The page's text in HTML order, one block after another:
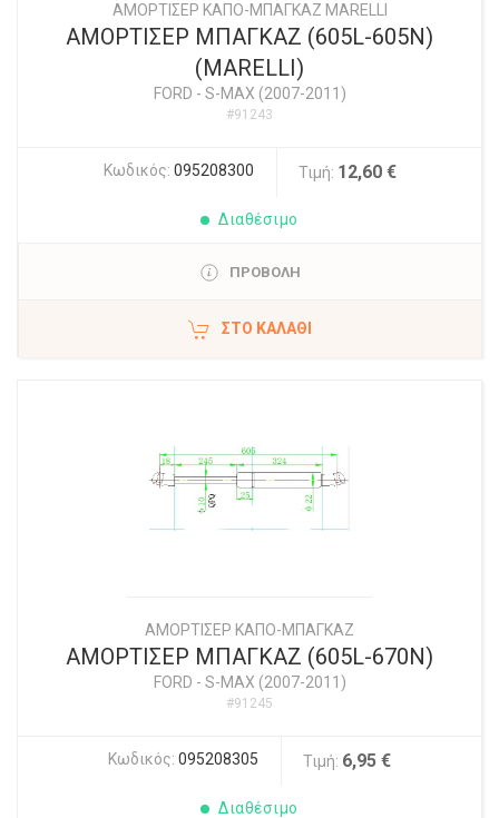
ΑΜΟΡΤΙΣΕΡ ΚΑΠΟ-ΜΠΑΓΚΑΖ MARELLI
ΑΜΟΡΤΙΣΕΡ ΜΠΑΓΚΑΖ (605L-605N)
(MARELLI)
FORD - S-MAX (2007-2011)
#91243
Κωδικός: 095208300 Τιμή: 12,60 €
Διαθέσιμο
ΠΡΟΒΟΛΗ
ΣΤΟ ΚΑΛΆΘΙ
ΑΜΟΡΤΙΣΕΡ ΚΑΠΟ-ΜΠΑΓΚΑΖ
ΑΜΟΡΤΙΣΕΡ ΜΠΑΓΚΑΖ (605L-670N)
FORD - S-MAX (2007-2011)
#91245
Κωδικός: 095208305 Τιμή: 6,95 €
Διαθέσιμο